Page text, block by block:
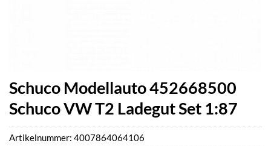
Schuco Modellauto 452668500
Schuco VW T2 Ladegut Set 1:87
Artikelnummer: 4007864064106